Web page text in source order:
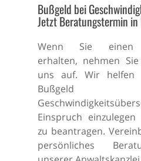
Bußgeld bei
Jetzt Beratungstermin
Wenn Sie einen
erhalten, nehmen
uns auf. Wir helfen
Einspruch
zu beantragen.
persönliches